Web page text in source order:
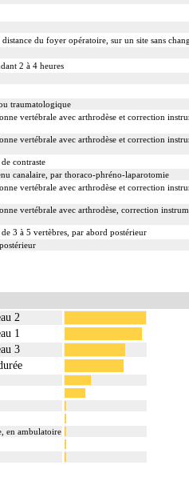
du foyer opératoire, sur un site sans
2 à 4 heures
traumatologique
vertébrale avec arthrodèse et correction
vertébrale avec arthrodèse et correction
contraste
canalaire, par thoraco-phréno-laparotomie
vertébrale avec arthrodèse et correction
vertébrale avec arthrodèse, correction
3 à 5 vertèbres, par abord postérieur
2
1
3
en ambulatoire